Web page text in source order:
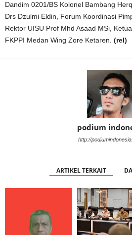
Dandim 0201/BS Kolonel Bambang
Drs Dzulmi Eldin, Forum Koordinasi
Rektor UISU Prof Mhd Asaad MSi,
FKPPI Medan Wing Zore Ketaren. (rel)
podium
http://
ARTIKEL TERKAIT